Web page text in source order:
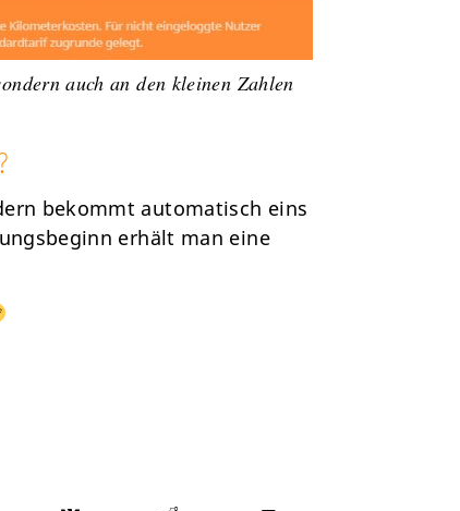
auch an den kleinen Zahlen
bekommt automatisch eins
erhält man eine